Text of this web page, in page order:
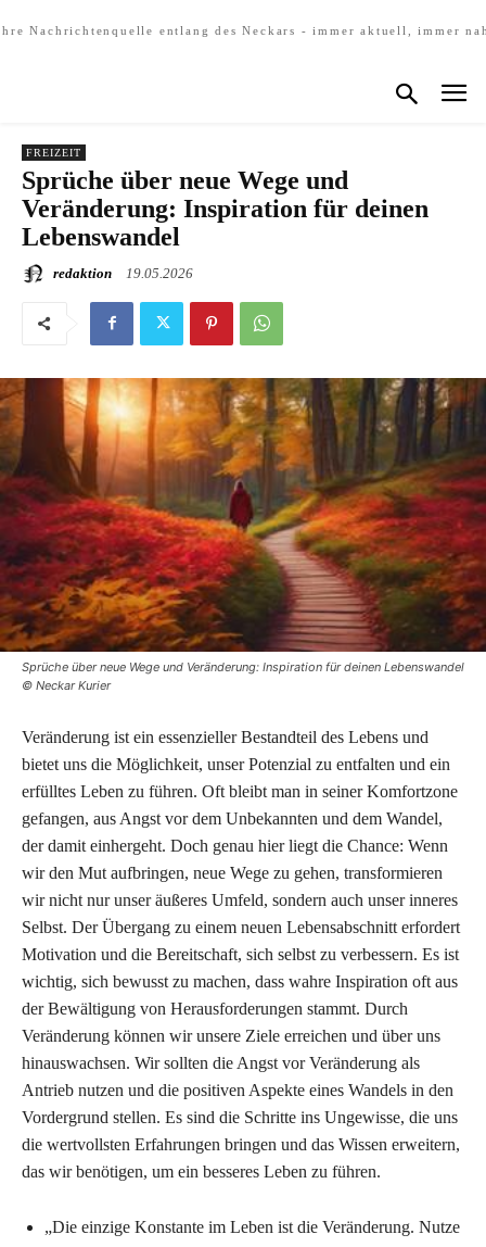
Nachrichtenquelle entlang des Neckars - immer aktuell, immer
FREIZEIT
Sprüche über neue Wege und
Veränderung: Inspiration für deinen
Lebenswandel
redaktion 19.05.2026
Sprüche über neue Wege und Veränderung: Inspiration für deinen Lebenswandel
© Neckar Kurier
Veränderung ist ein essenzieller Bestandteil des Lebens und
bietet uns die Möglichkeit, unser Potenzial zu entfalten und ein
erfülltes Leben zu führen. Oft bleibt man in seiner Komfortzone
gefangen, aus Angst vor dem Unbekannten und dem Wandel,
der damit einhergeht. Doch genau hier liegt die Chance: Wenn
wir den Mut aufbringen, neue Wege zu gehen, transformieren
wir nicht nur unser äußeres Umfeld, sondern auch unser inneres
Selbst. Der Übergang zu einem neuen Lebensabschnitt erfordert
Motivation und die Bereitschaft, sich selbst zu verbessern. Es ist
wichtig, sich bewusst zu machen, dass wahre Inspiration oft aus
der Bewältigung von Herausforderungen stammt. Durch
Veränderung können wir unsere Ziele erreichen und über uns
hinauswachsen. Wir sollten die Angst vor Veränderung als
Antrieb nutzen und die positiven Aspekte eines Wandels in den
Vordergrund stellen. Es sind die Schritte ins Ungewisse, die uns
die wertvollsten Erfahrungen bringen und das Wissen erweitern,
das wir benötigen, um ein besseres Leben zu führen.
„Die einzige Konstante im Leben ist die Veränderung. Nutze